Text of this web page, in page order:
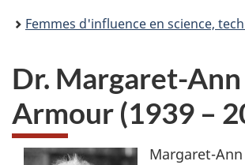
Femmes d'influence en science, technologies,
Dr. Margaret-Ann
Armour (1939 –
Margaret-